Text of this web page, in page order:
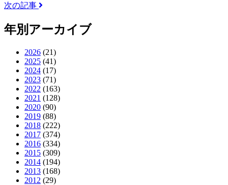
次の記事
年別アーカイブ
2026 (21)
2025 (41)
2024 (17)
2023 (71)
2022 (163)
2021 (128)
2020 (90)
2019 (88)
2018 (222)
2017 (374)
2016 (334)
2015 (309)
2014 (194)
2013 (168)
2012 (29)